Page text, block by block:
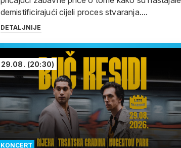
demistificirajući cijeli proces stvaranja....
DETALJNIJE
KONCERT
29.08. (20:30)